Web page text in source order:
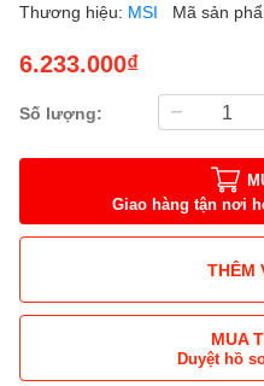
Thương hiệu: MSI Mã sản
6.233.000₫
Số lượng:
Giao hàng tận nơi
THÊM
MUA
Duyệt hồ